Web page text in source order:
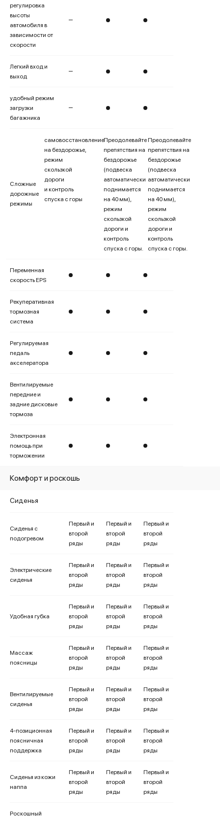
регулировка
высоты
автомобиля в
зависимости от
скорости
Легкий вход и
выход
удобный режим
загрузки
багажника
Сложные
дорожные
режимы
самовосстановление
на бездорожье,
режим
скользкой
дороги
и контроль
спуска с горы
Преодолевайте
препятствия на
бездорожье
(подвеска
автоматически
поднимается
на 40 мм),
режим
скользкой
дороги и
контроль
спуска с горы.
Преодолевайте
препятствия на
бездорожье
(подвеска
автоматически
поднимается
на 40 мм),
режим
скользкой
дороги и
контроль
спуска с горы.
Переменная
скорость EPS
Рекуперативная
тормозная
система
Регулируемая
педаль
акселератора
Вентилируемые
передние и
задние дисковые
тормоза
Электронная
помощь при
торможении
Комфорт и роскошь
Сиденья
Сиденья с
подогревом
Первый и
второй
ряды
Первый и
второй
ряды
Первый и
второй
ряды
Электрические
сиденья
Первый и
второй
ряды
Первый и
второй
ряды
Первый и
второй
ряды
Удобная губка
Первый и
второй
ряды
Первый и
второй
ряды
Первый и
второй
ряды
Массаж
поясницы
Первый и
второй
ряды
Первый и
второй
ряды
Первый и
второй
ряды
Вентилируемые
сиденья
Первый и
второй
ряды
Первый и
второй
ряды
Первый и
второй
ряды
4-позиционная
поясничная
поддержка
Первый и
второй
ряды
Первый и
второй
ряды
Первый и
второй
ряды
Сиденья из кожи
наппа
Первый и
второй
ряды
Первый и
второй
ряды
Первый и
второй
ряды
Роскошный